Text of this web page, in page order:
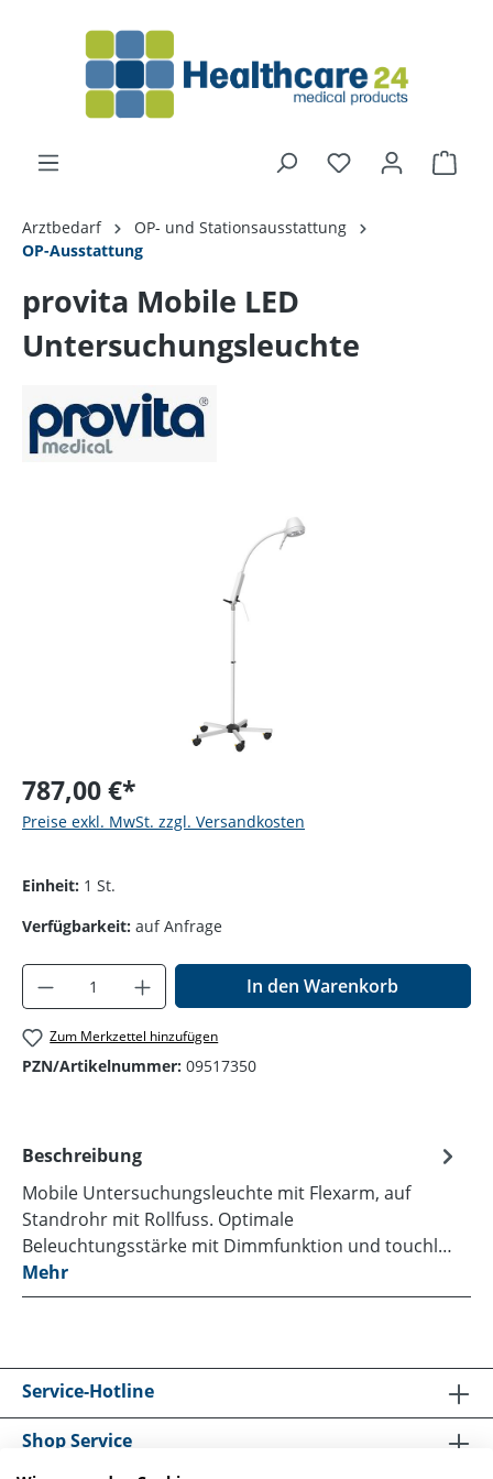
Arztbedarf
OP- und Stationsausstattung
OP-Ausstattung
provita Mobile LED
Untersuchungsleuchte
787,00 €*
Preise exkl. MwSt. zzgl. Versandkosten
Einheit: 1 St.
Verfügbarkeit: auf Anfrage
Produkt Anzahl: Gib den gewünschten
In den Warenkorb
Zum Merkzettel hinzufügen
PZN/Artikelnummer: 09517350
Beschreibung
Mobile Untersuchungsleuchte mit Flexarm, auf
Standrohr mit Rollfuss. Optimale
Beleuchtungsstärke mit Dimmfunktion und touchl…
Mehr
Service-Hotline
Shop Service